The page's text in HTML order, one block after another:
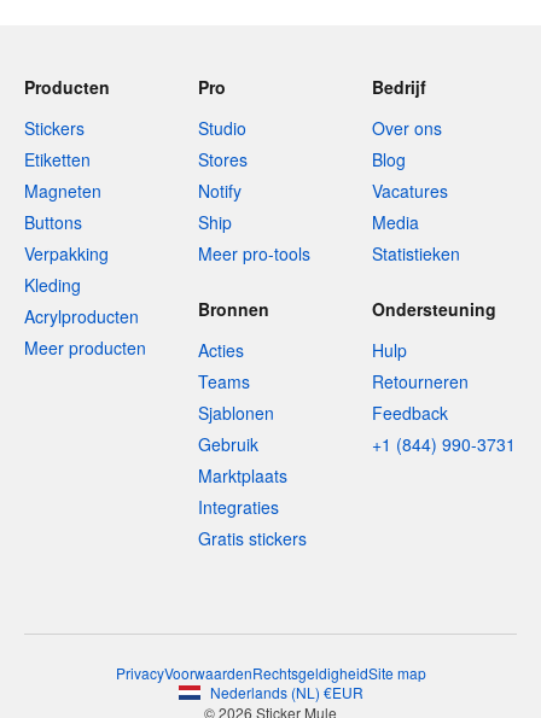
Producten
Stickers
Etiketten
Magneten
Buttons
Verpakking
Kleding
Acrylproducten
Meer producten
Pro
Studio
Stores
Notify
Ship
Meer pro-tools
Bedrijf
Over ons
Blog
Vacatures
Media
Statistieken
Bronnen
Acties
Teams
Sjablonen
Gebruik
Marktplaats
Integraties
Gratis stickers
Ondersteuning
Hulp
Retourneren
Feedback
+1 (844) 990-3731
PrivacyVoorwaardenRechtsgeldigheidSite map
Nederlands(NL ) €EUR
© 2026 Sticker Mule